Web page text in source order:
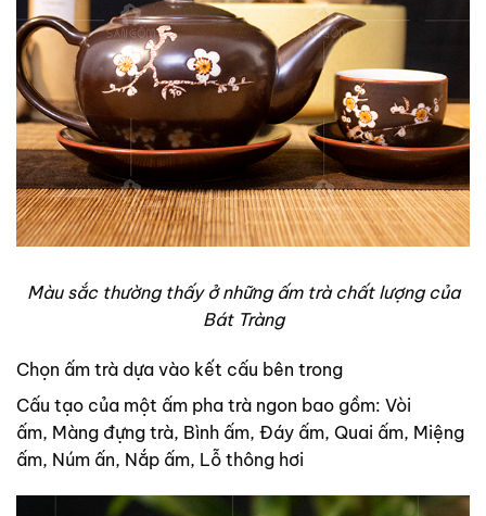
Màu sắc thường thấy ở những ấm trà chất lượng của
Bát Tràng
Chọn ấm trà dựa vào kết cấu bên trong
Cấu tạo của một ấm pha trà ngon bao gồm: Vòi
ấm, Màng đựng trà, Bình ấm, Đáy ấm, Quai ấm, Miệng
ấm, Núm ấn, Nắp ấm, Lỗ thông hơi